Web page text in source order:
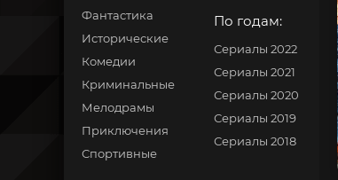
Фантастика
Исторические
Комедии
Криминальные
Мелодрамы
Приключения
Спортивные
По годам:
Сериалы 2022
Сериалы 2021
Сериалы 2020
Сериалы 2019
Сериалы 2018